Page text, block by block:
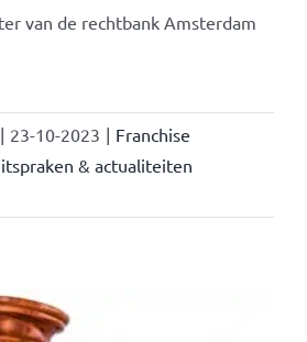
van de rechtbank Amsterdam
| 23-10-2023 | Franchise
& actualiteiten